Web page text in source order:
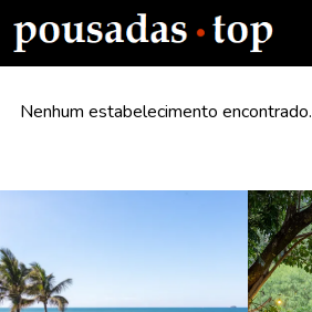
Nenhum estabelecimento encontrado.